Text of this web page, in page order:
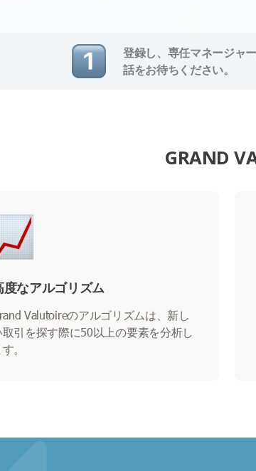
登録し、専任マネージャ
話をお待ちください。
GRAND
度なアルゴリズム
Valutoireのアルゴリズムは、新し
取引を探す際に50以上の要素を分析し
。